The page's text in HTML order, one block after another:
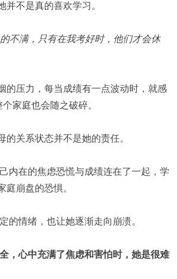
不是真的喜欢学习。
不满，只有在我考好时，他们才会休
的压力，每当成绩有一点波动时，就感
家庭也会随之破碎。
关系状态并不是她的责任。
内在的焦虑恐慌与成绩连在了一起，学
庭崩盘的恐惧。
的情绪，也让她逐渐走向崩溃。
，心中充满了焦虑和害怕时，她是很难